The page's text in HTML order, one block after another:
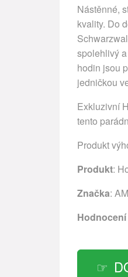
Nástěnné,
kvality. Do
spolehlivý
hodin jsou
jedničkou
Exkluzivní
tento
Produkt
Produkt:
Značka: